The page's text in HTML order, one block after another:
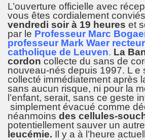
L’ouverture officielle avec
vous êtes cordialement
vendredi soir à 19 heures et
par le Professeur Marc
professeur Mark Waer
catholique de Leuven. La
cordoncollecte du sans de
nouveau-nés depuis 1997. L e
collecté immédiatement après
sans aucun risque, ni pour la
l’enfant, serait, sans ce geste
simplement évacué comme
néanmoins des cellules-
potentiellement sauver un
leucémie. Il y a à l’heure